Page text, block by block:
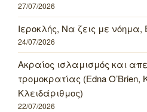
27/07/2026
Ιεροκλής, Να ζεις με νόημα,
24/07/2026
Ακραίος ισλαμισμός και
τρομοκρατίας (Edna O’Brien,
Κλειδάριθμος)
22/07/2026